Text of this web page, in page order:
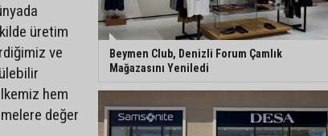
üretim
ve
hem
değer
Beymen Club, Denizli Forum Çamlık
Mağazasını Yeniledi